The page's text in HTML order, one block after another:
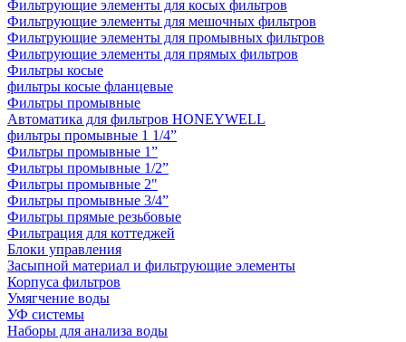
Фильтрующие элементы для косых фильтров
Фильтрующие элементы для мешочных фильтров
Фильтрующие элементы для промывных фильтров
Фильтрующие элементы для прямых фильтров
Фильтры косые
фильтры косые фланцевые
Фильтры промывные
Автоматика для фильтров HONEYWELL
фильтры промывные 1 1/4”
Фильтры промывные 1”
Фильтры промывные 1/2”
Фильтры промывные 2"
Фильтры промывные 3/4”
Фильтры прямые резьбовые
Фильтрация для коттеджей
Блоки управления
Засыпной материал и фильтрующие элементы
Корпуса фильтров
Умягчение воды
УФ системы
Наборы для анализа воды